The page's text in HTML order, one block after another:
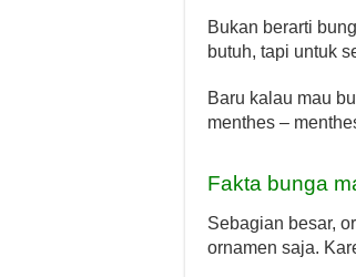
Bukan berarti
butuh, tapi untuk
Baru kalau mau
menthes –
Fakta bunga
Sebagian besar,
ornamen saja.